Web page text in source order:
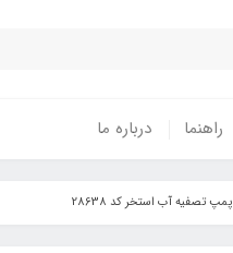
راهنما درباره ما
پمپ تصفیه آب استخر کد 28638